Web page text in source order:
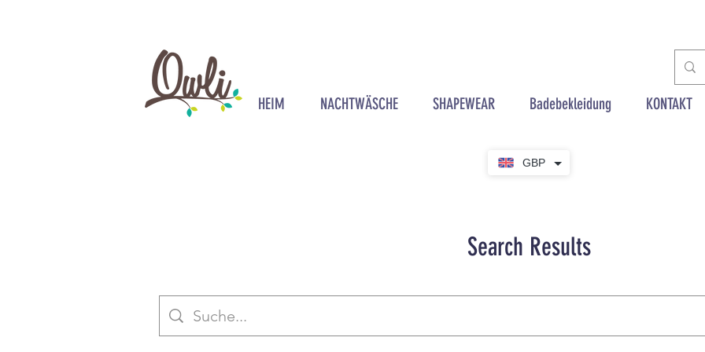
GBP
HEIM NACHTWÄSCHE SHAPEWEAR Badebekleidung KONTAKT
Search Results